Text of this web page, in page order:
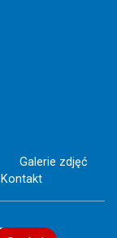
Galerie zdjęć
Kontakt